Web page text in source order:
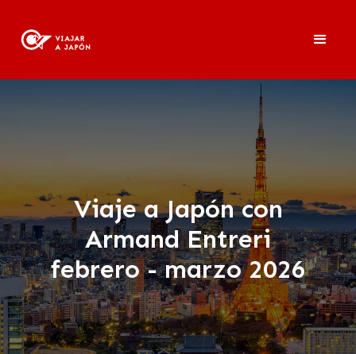
Viaje a Japón con
Armand Entreri
febrero - marzo 2026